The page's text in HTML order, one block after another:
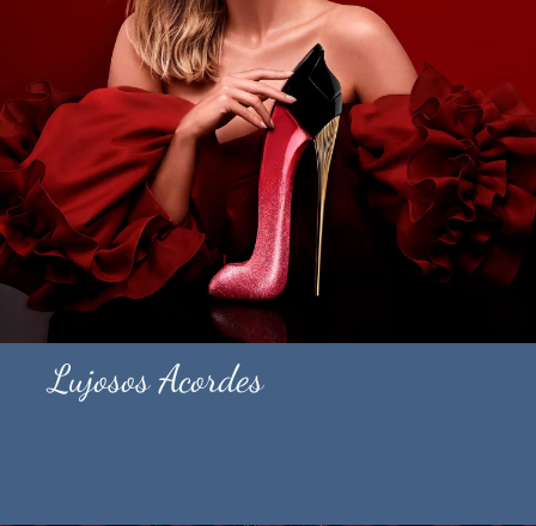
Lujosos Acordes